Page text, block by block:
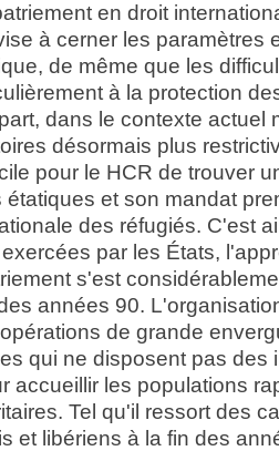
en droit
à cerner les paramètres
de même que les
à la protection
dans le contexte actuel
désormais plus
pour le HCR de trouver
étatiques et son mandat
des réfugiés. C'est
par les États,
s'est
années 90.
de grande
qui ne disposent pas des
accueillir les populations
Tel qu'il ressort des
et libériens à la fin des